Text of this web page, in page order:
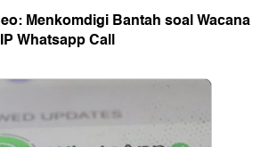
Menkomdigi Bantah soal Wacana
Whatsapp Call